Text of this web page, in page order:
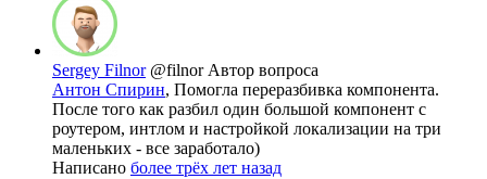
Sergey Filnor @filnor Автор вопроса
Антон Спирин, Помогла переразбивка компонента.
После того как разбил один большой компонент с
роутером, интлом и настройкой локализации на три
маленьких - все заработало)
Написано более трёх лет назад